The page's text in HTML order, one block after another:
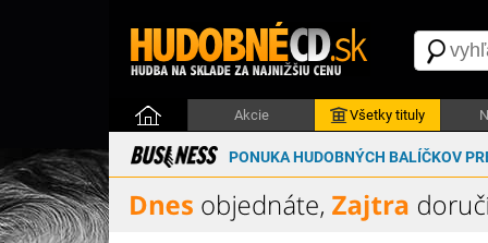
Akcie Všetky tituly
PONUKA HUDOBNÝCH BALÍČKOV